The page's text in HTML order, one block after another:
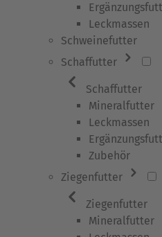
Leckmassen
Schweinefutter
Schaffutter
Schaffutter
Mineralfutter
Leckmassen
Zubehör
Ziegenfutter
Ziegenfutter
Mineralfutter